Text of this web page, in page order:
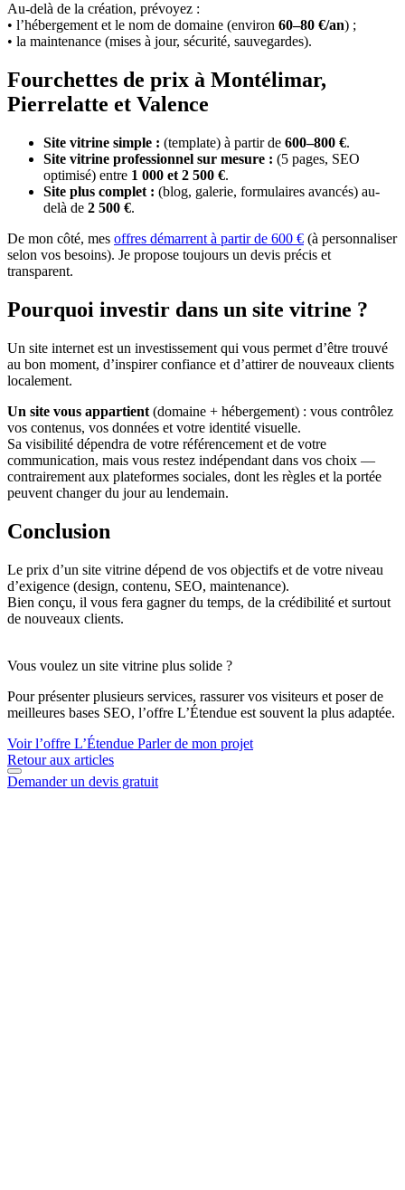
Au-delà de la création, prévoyez :
• l’hébergement et le nom de domaine (environ 60–80 €/an) ;
• la maintenance (mises à jour, sécurité, sauvegardes).
Fourchettes de prix à Montélimar,
Pierrelatte et Valence
Site vitrine simple : (template) à partir de 600–800 €.
Site vitrine professionnel sur mesure : (5 pages, SEO
optimisé) entre 1 000 et 2 500 €.
Site plus complet : (blog, galerie, formulaires avancés) au-
delà de 2 500 €.
De mon côté, mes offres démarrent à partir de 600 € (à personnaliser
selon vos besoins). Je propose toujours un devis précis et
transparent.
Pourquoi investir dans un site vitrine ?
Un site internet est un investissement qui vous permet d’être trouvé
au bon moment, d’inspirer confiance et d’attirer de nouveaux clients
localement.
Un site vous appartient (domaine + hébergement) : vous contrôlez
vos contenus, vos données et votre identité visuelle.
Sa visibilité dépendra de votre référencement et de votre
communication, mais vous restez indépendant dans vos choix —
contrairement aux plateformes sociales, dont les règles et la portée
peuvent changer du jour au lendemain.
Conclusion
Le prix d’un site vitrine dépend de vos objectifs et de votre niveau
d’exigence (design, contenu, SEO, maintenance).
Bien conçu, il vous fera gagner du temps, de la crédibilité et surtout
de nouveaux clients.
Vous voulez un site vitrine plus solide ?
Pour présenter plusieurs services, rassurer vos visiteurs et poser de
meilleures bases SEO, l’offre L’Étendue est souvent la plus adaptée.
Voir l’offre L’Étendue Parler de mon projet
Retour aux articles
Demander un devis gratuit